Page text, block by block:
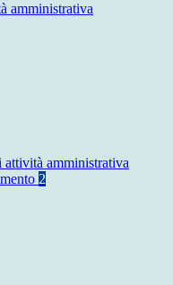
amministrativa
attività amministrativa
2